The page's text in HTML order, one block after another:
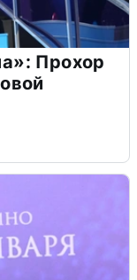
Прохор